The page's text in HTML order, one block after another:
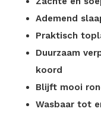
Ademend
Praktisch
Duurzaam
koord
Blijft mooi
Wasbaar tot